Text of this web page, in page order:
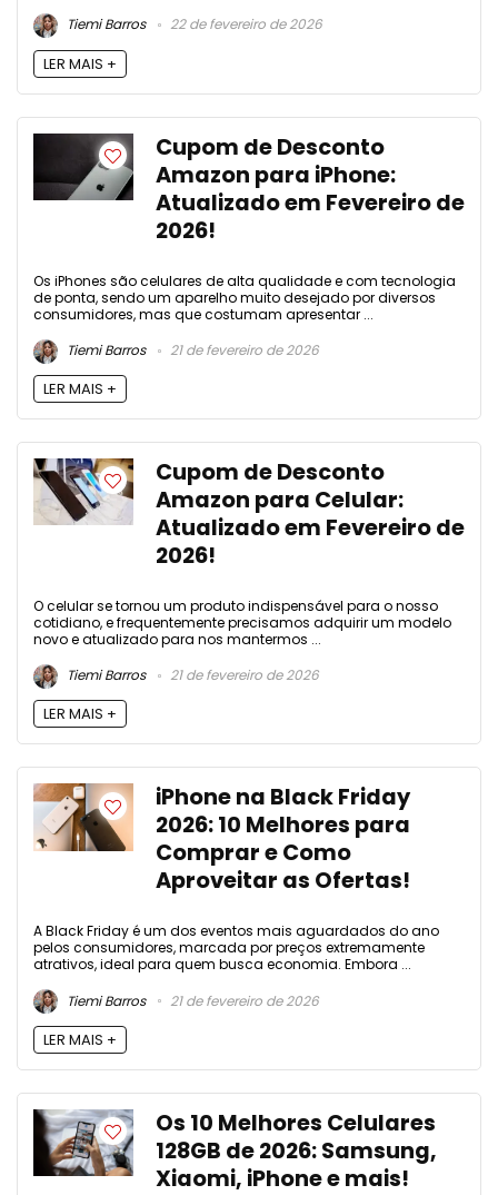
Tiemi Barros
22 de fevereiro de 2026
LER MAIS +
Cupom de Desconto
Amazon para iPhone:
Atualizado em Fevereiro de
2026!
Os iPhones são celulares de alta qualidade e com tecnologia
de ponta, sendo um aparelho muito desejado por diversos
consumidores, mas que costumam apresentar ...
Tiemi Barros
21 de fevereiro de 2026
LER MAIS +
Cupom de Desconto
Amazon para Celular:
Atualizado em Fevereiro de
2026!
O celular se tornou um produto indispensável para o nosso
cotidiano, e frequentemente precisamos adquirir um modelo
novo e atualizado para nos mantermos ...
Tiemi Barros
21 de fevereiro de 2026
LER MAIS +
iPhone na Black Friday
2026: 10 Melhores para
Comprar e Como
Aproveitar as Ofertas!
A Black Friday é um dos eventos mais aguardados do ano
pelos consumidores, marcada por preços extremamente
atrativos, ideal para quem busca economia. Embora ...
Tiemi Barros
21 de fevereiro de 2026
LER MAIS +
Os 10 Melhores Celulares
128GB de 2026: Samsung,
Xiaomi, iPhone e mais!